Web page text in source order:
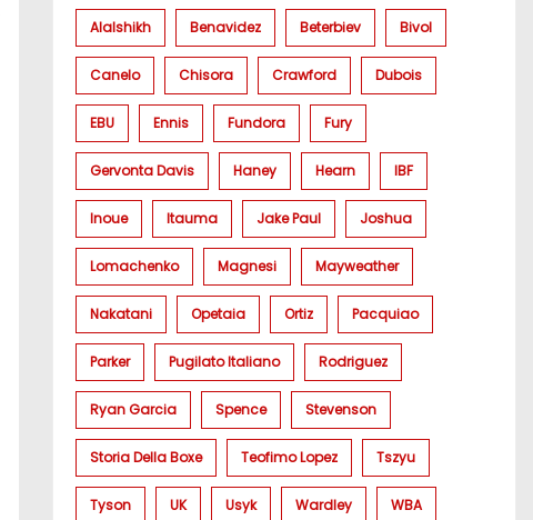
Alalshikh Benavidez Beterbiev Bivol
Canelo Chisora Crawford Dubois
EBU Ennis Fundora Fury
Gervonta Davis Haney Hearn IBF
Inoue Itauma Jake Paul Joshua
Lomachenko Magnesi Mayweather
Nakatani Opetaia Ortiz Pacquiao
Parker Pugilato Italiano Rodriguez
Ryan Garcia Spence Stevenson
Storia Della Boxe Teofimo Lopez Tszyu
Tyson UK Usyk Wardley WBA